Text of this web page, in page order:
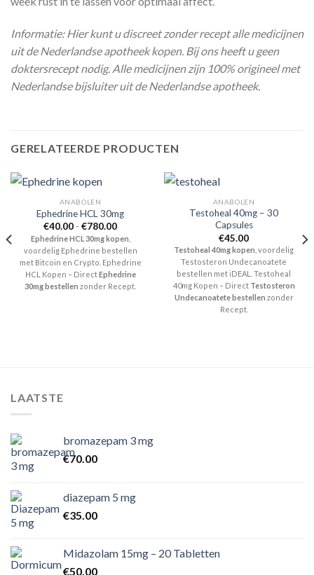
Informatie: Hier kunt u discreet zonder recept alle medicijnen
uit de Nederlandse apotheek kopen. Bij ons heeft u geen
doktersrecept nodig. Alle medicijnen zijn 100% origineel met
Nederlandse bijsluiter uit de Nederlandse apotheek.
GERELATEERDE PRODUCTEN
ANABOLEN
Ephedrine HCL 30mg
€40.00 - €780.00Prijsklasse:
€40.00
tot
€780.00
Ephedrine HCL 30mg kopen
voordelig Ephedrine bestellen
met Bitcoin en Crypto. Ephedrine
HCL Kopen – DirectEphedrine
30mg bestellen zonder Recept.
ANABOLEN
Testoheal 40mg – 30
Capsules
€45.00
Testoheal 40mg kopen , voordelig
Testosteron Undecanoatete
bestellen met iDEAL. Testoheal
40mg Kopen – Direct Testosteron
Undecanoatete bestellen zonder
Recept.
LAATSTE
bromazepam 3 mg
€70.00
diazepam 5 mg
€35.00
Midazolam 15mg – 20 Tabletten
€50.00